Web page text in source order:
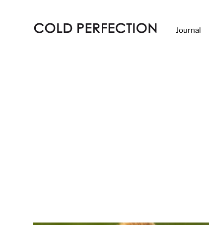
Journal